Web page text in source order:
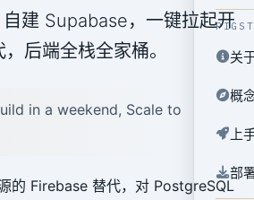
关
概
上
部
建 Supabase，一键拉起开
后端全栈全家桶。
in a weekend, Scale to
的 Firebase 替代，对 PostgreSQL